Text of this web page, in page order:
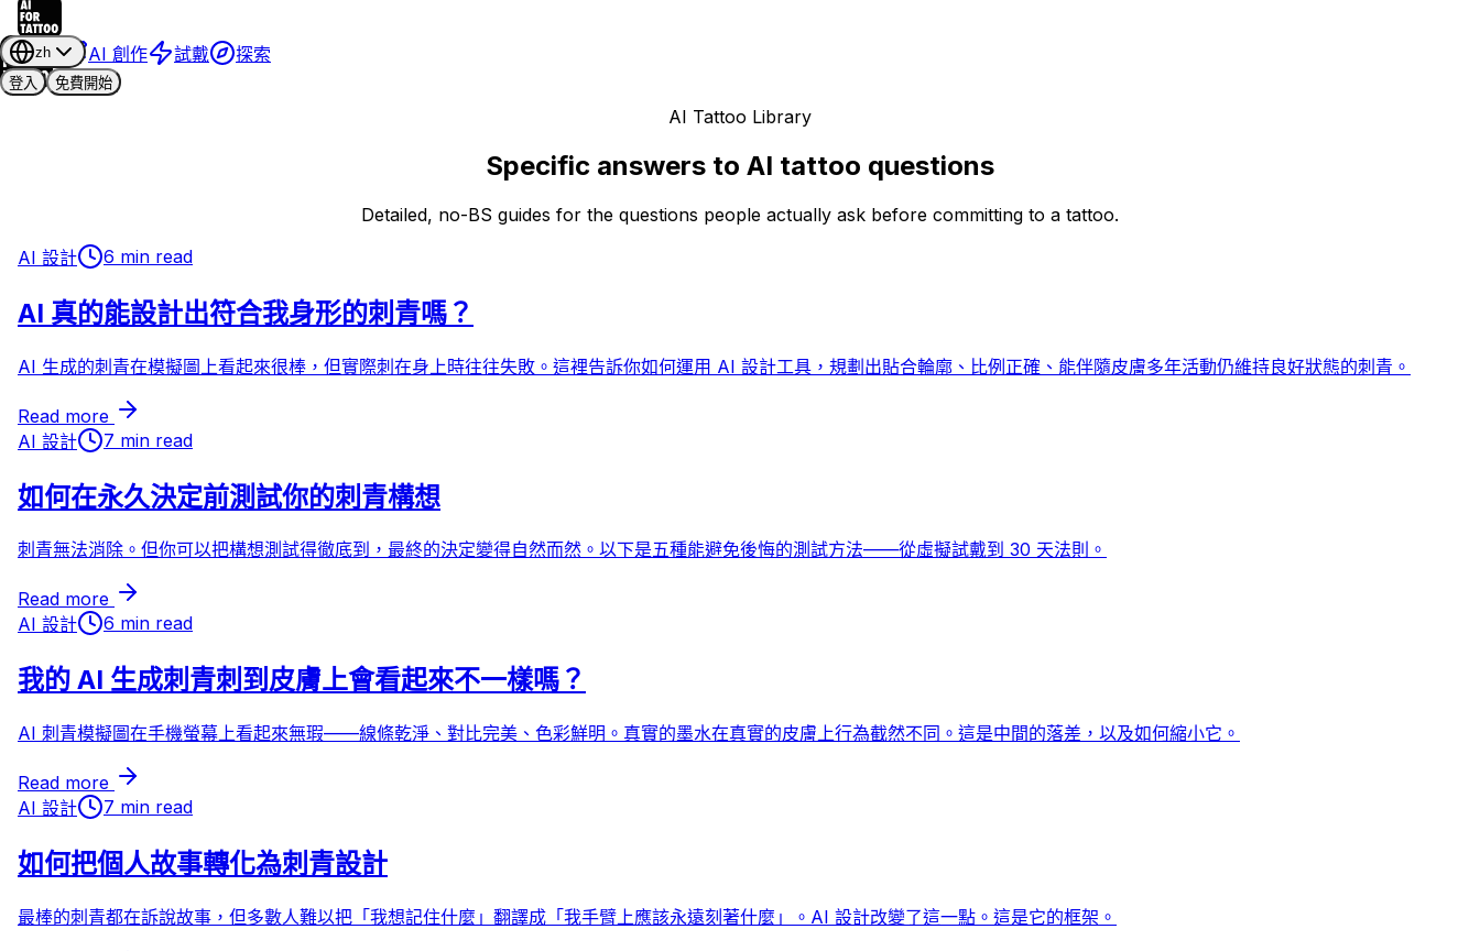
AI 創作 試戴 探索
zh
登入
免費開始
AI Tattoo Library
Specific answers to AI tattoo questions
Detailed, no-BS guides for the questions people actually ask before committing to a tattoo.
AI 設計
6 min read
AI 真的能設計出符合我身形的刺青嗎？
AI 生成的刺青在模擬圖上看起來很棒，但實際刺在身上時往往失敗。這裡告訴你如何運用 AI 設計工具，規劃出貼合輪廓、比例正確、能伴隨皮膚多年活動仍維持良好狀態的刺青。
Read more
AI 設計
7 min read
如何在永久決定前測試你的刺青構想
刺青無法消除。但你可以把構想測試得徹底到，最終的決定變得自然而然。以下是五種能避免後悔的測試方法——從虛擬試戴到 30 天法則。
Read more
AI 設計
6 min read
我的 AI 生成刺青刺到皮膚上會看起來不一樣嗎？
AI 刺青模擬圖在手機螢幕上看起來無瑕——線條乾淨、對比完美、色彩鮮明。真實的墨水在真實的皮膚上行為截然不同。這是中間的落差，以及如何縮小它。
Read more
AI 設計
7 min read
如何把個人故事轉化為刺青設計
最棒的刺青都在訴說故事，但多數人難以把「我想記住什麼」翻譯成「我手臂上應該永遠刻著什麼」。AI 設計改變了這一點。這是它的框架。